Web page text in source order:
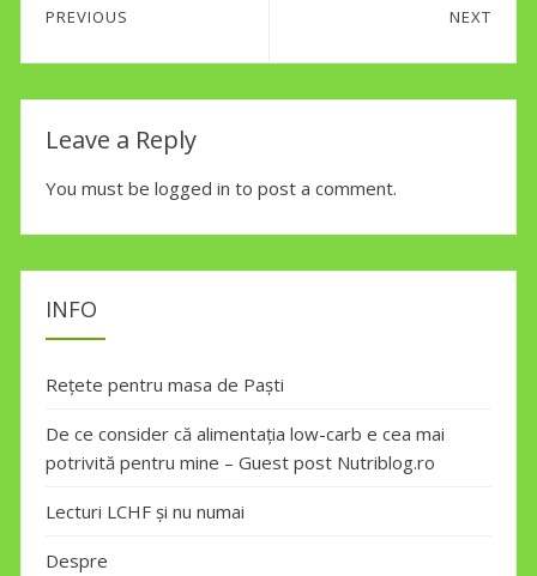
Post
PREVIOUS NEXT
Leave a Reply
You must be logged in to post a comment.
INFO
Rețete pentru masa de Paști
De ce consider că alimentația low-carb e cea mai
potrivită pentru mine – Guest post Nutriblog.ro
Lecturi LCHF și nu numai
Despre